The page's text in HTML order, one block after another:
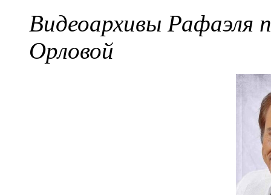
Видеоархивы Рафаэля
Орловой